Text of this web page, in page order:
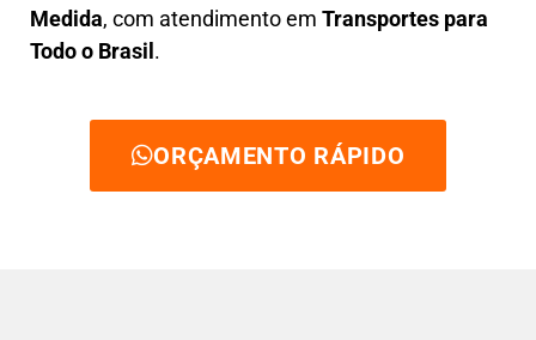
Medida, com atendimento em Transportes para
Todo o Brasil.
ORÇAMENTO RÁPIDO